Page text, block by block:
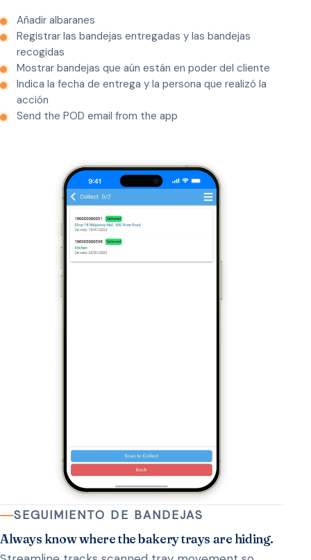
Añadir albaranes
Registrar las bandejas entregadas y las bandejas
recogidas
Mostrar bandejas que aún están en poder del cliente
Indica la fecha de entrega y la persona que realizó la
acción
Send the POD email from the app
SEGUIMIENTO DE BANDEJAS
Always know where the bakery trays are hiding.